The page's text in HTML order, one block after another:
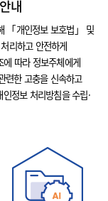
내
「개인정보 보호법」 및
리하고 안전하게
따라 정보주체에게
련한 고충을 신속하고
정보 처리방침을 수립·